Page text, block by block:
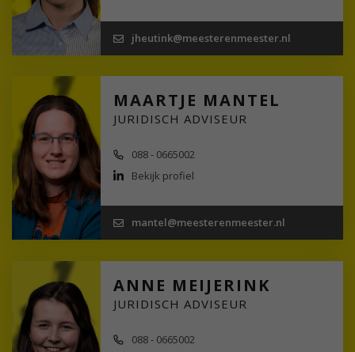
jheutink@meesterenmeester.nl
MAARTJE MANTEL
JURIDISCH ADVISEUR
088 - 0665002
Bekijk profiel
mantel@meesterenmeester.nl
ANNE MEIJERINK
JURIDISCH ADVISEUR
088 - 0665002